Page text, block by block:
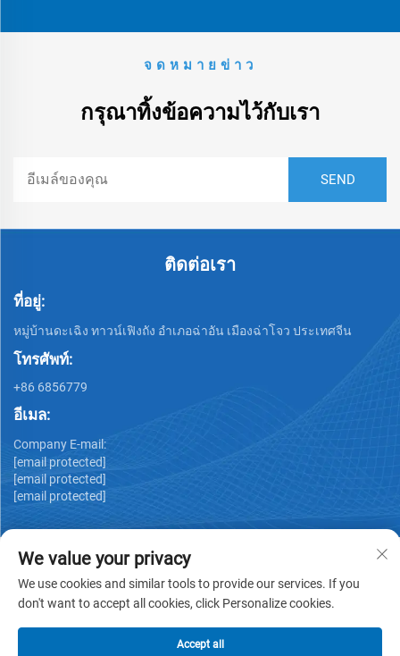
จดหมายข่าว
กรุณาทิ้งข้อความไว้กับเรา
ติดต่อเรา
ที่อยู่:
หมู่บ้านดะเฉิง ทาวน์เฟิงถัง อำเภอฉ่าอัน เมืองฉ่าโจว ประเทศจีน
โทรศัพท์:
+86 6856779
อีเมล:
Company E-mail:
[email protected]
[email protected]
[email protected]
We value your privacy
We use cookies and similar tools to provide our services. If you
don't want to accept all cookies, click Personalize cookies.
Accept all